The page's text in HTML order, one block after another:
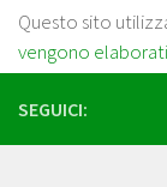
Questo sito
vengono
SEGUICI: